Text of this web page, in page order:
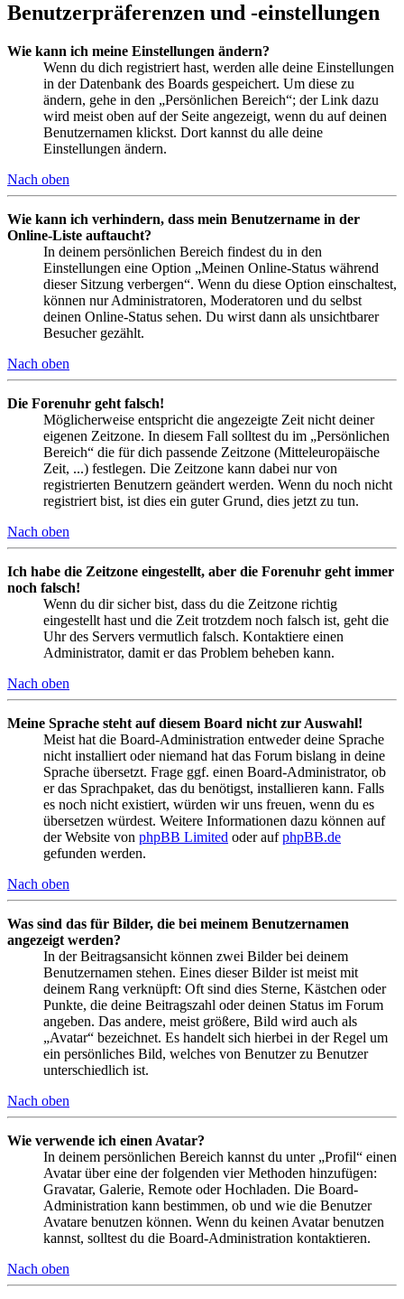
Benutzerpräferenzen und -einstellungen
Wie kann ich meine Einstellungen ändern?
Wenn du dich registriert hast, werden alle deine Einstellungen
in der Datenbank des Boards gespeichert. Um diese zu
ändern, gehe in den „Persönlichen Bereich“; der Link dazu
wird meist oben auf der Seite angezeigt, wenn du auf deinen
Benutzernamen klickst. Dort kannst du alle deine
Einstellungen ändern.
Nach oben
Wie kann ich verhindern, dass mein Benutzername in der
Online-Liste auftaucht?
In deinem persönlichen Bereich findest du in den
Einstellungen eine Option „Meinen Online-Status während
dieser Sitzung verbergen“. Wenn du diese Option einschaltest,
können nur Administratoren, Moderatoren und du selbst
deinen Online-Status sehen. Du wirst dann als unsichtbarer
Besucher gezählt.
Nach oben
Die Forenuhr geht falsch!
Möglicherweise entspricht die angezeigte Zeit nicht deiner
eigenen Zeitzone. In diesem Fall solltest du im „Persönlichen
Bereich“ die für dich passende Zeitzone (Mitteleuropäische
Zeit, ...) festlegen. Die Zeitzone kann dabei nur von
registrierten Benutzern geändert werden. Wenn du noch nicht
registriert bist, ist dies ein guter Grund, dies jetzt zu tun.
Nach oben
Ich habe die Zeitzone eingestellt, aber die Forenuhr geht immer
noch falsch!
Wenn du dir sicher bist, dass du die Zeitzone richtig
eingestellt hast und die Zeit trotzdem noch falsch ist, geht die
Uhr des Servers vermutlich falsch. Kontaktiere einen
Administrator, damit er das Problem beheben kann.
Nach oben
Meine Sprache steht auf diesem Board nicht zur Auswahl!
Meist hat die Board-Administration entweder deine Sprache
nicht installiert oder niemand hat das Forum bislang in deine
Sprache übersetzt. Frage ggf. einen Board-Administrator, ob
er das Sprachpaket, das du benötigst, installieren kann. Falls
es noch nicht existiert, würden wir uns freuen, wenn du es
übersetzen würdest. Weitere Informationen dazu können auf
der Website von phpBB Limited oder aufphpBB.de
gefunden werden.
Nach oben
Was sind das für Bilder, die bei meinem Benutzernamen
angezeigt werden?
In der Beitragsansicht können zwei Bilder bei deinem
Benutzernamen stehen. Eines dieser Bilder ist meist mit
deinem Rang verknüpft: Oft sind dies Sterne, Kästchen oder
Punkte, die deine Beitragszahl oder deinen Status im Forum
angeben. Das andere, meist größere, Bild wird auch als
„Avatar“ bezeichnet. Es handelt sich hierbei in der Regel um
ein persönliches Bild, welches von Benutzer zu Benutzer
unterschiedlich ist.
Nach oben
Wie verwende ich einen Avatar?
In deinem persönlichen Bereich kannst du unter „Profil“ einen
Avatar über eine der folgenden vier Methoden hinzufügen:
Gravatar, Galerie, Remote oder Hochladen. Die Board-
Administration kann bestimmen, ob und wie die Benutzer
Avatare benutzen können. Wenn du keinen Avatar benutzen
kannst, solltest du die Board-Administration kontaktieren.
Nach oben